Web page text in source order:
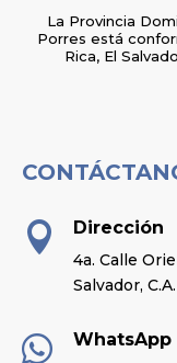
La Provincia
Porres está
Rica, El
 Dirección
4a. Calle
Salvador, C.A.
 WhatsApp